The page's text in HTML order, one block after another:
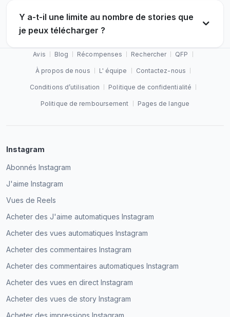
Y a-t-il une limite au nombre de stories que
je peux télécharger ?
Avis Blog Récompenses Rechercher QFP
À propos de nous L' équipe Contactez-nous
Conditions d’utilisation Politique de confidentialité
Politique de remboursement Pages de langue
Instagram
Abonnés Instagram
J'aime Instagram
Vues de Reels
Acheter des J'aime automatiques Instagram
Acheter des vues automatiques Instagram
Acheter des commentaires Instagram
Acheter des commentaires automatiques Instagram
Acheter des vues en direct Instagram
Acheter des vues de story Instagram
Acheter des impressions Instagram